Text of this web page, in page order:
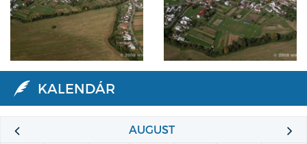
KALENDÁR
AUGUST